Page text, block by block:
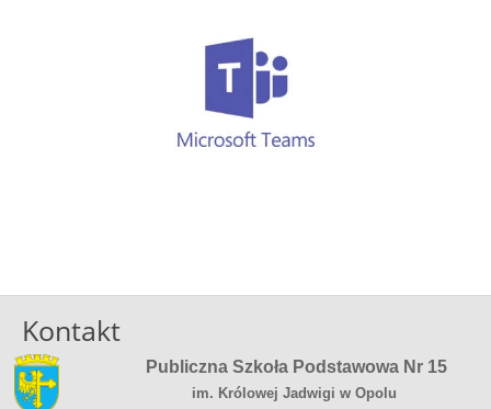
Kontakt
Publiczna Szkoła Podstawowa Nr 15
im. Królowej Jadwigi w Opolu